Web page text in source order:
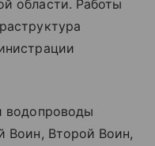
области. Работы
водопроводы
Воин, Второй Воин,